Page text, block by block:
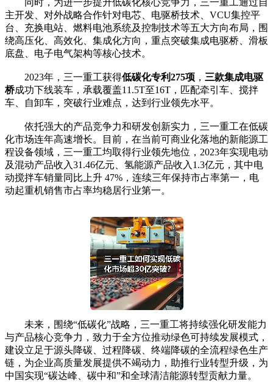
主开发、对外战略合作针对电芯、电驱桥技术、VCU集控平
台、充换电站、燃料电池系统及控制技术等五大方向布局，围
绕高压化、高效化、集成化方向，重点突破集成电驱桥、滑板
底盘、电子电气架构等核心技术。
2023年，三一重工获得低碳化专利275项 ， 三款集成电驱
桥成功下线装车，承载覆盖11.5T至16T，匹配牵引车、搅拌
车、自卸车，突破行业难点，达到行业领先水平。
依托强大的产品竞争力和研发创新实力，三一重工在低碳
化市场连年高速增长。目前，在当前可商业化落地的新能源工
程设备领域，三一重工均取得行业领先地位，2023年实现电动
及混动产品收入31.46亿元、氢能源产品收入1.3亿元，其中电
动搅拌车销量同比上升 47%，连续三年保持市占率第一，电
动起重机销售市占率均稳居行业第一。
未来，围绕“低碳化”战略，三一重工将持续强化研发能力
与产品核心竞争力，致力于全方位推动绿色可持续发展模式，
建设立足于源头降碳、过程降碳、终端降碳的全流程绿色生产
链，为企业高质量发展提供不竭动力，助推行业转型升级，为
中国实现“碳达峰、碳中和”和全球清洁能源转型贡献力量。